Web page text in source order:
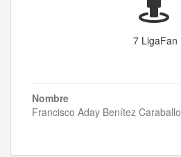
7 LigaFan
Nombre
Francisco Aday Benítez Caraballo